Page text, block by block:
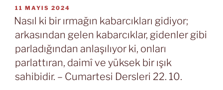
YAYIM
TARIHI
11 MAYIS 2024
Nasıl ki bir ırmağın kabarcıkları gidiyor;
arkasından gelen kabarcıklar, gidenler gibi
parladığından anlaşılıyor ki, onları
parlattıran, daimî ve yüksek bir ışık
sahibidir. – Cumartesi Dersleri 22. 10.